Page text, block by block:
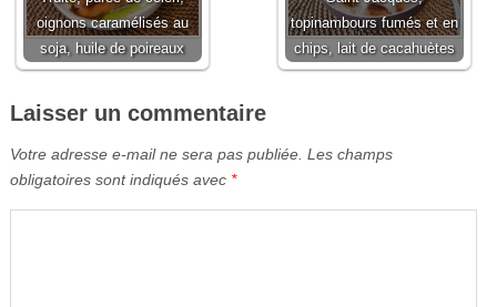
oignons caramélisés au
soja, huile de poireaux
topinambours fumés et en
chips, lait de cacahuètes
Laisser un commentaire
Votre adresse e-mail ne sera pas publiée. Les champs
obligatoires sont indiqués avec *